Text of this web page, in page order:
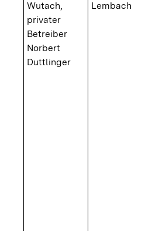
Wutach,
privater
Betreiber
Norbert
Duttlinger
Lembach